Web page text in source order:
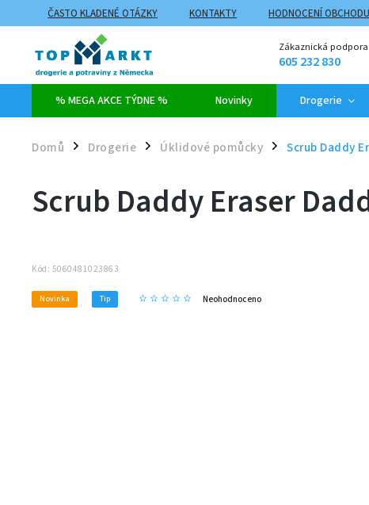
ČASTO KLADENÉ OTÁZKY KONTAKTY HODNOCENÍ OBCHODU
ZPŮSOBY DOPRAVY A PLATBY
Zákaznická podpora:
605 232 830
% MEGA AKCE TÝDNE % Novinky Drogerie
Domů / Drogerie / Úklidové pomůcky / Scrub Daddy
Scrub Daddy Eraser
Kód: 5060481023863
Novinka Tip Neohodnoceno